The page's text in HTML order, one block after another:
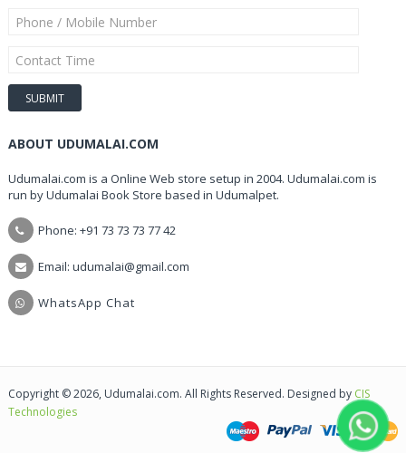
ABOUT UDUMALAI.COM
Udumalai.com is a Online Web store setup in 2004. Udumalai.com is
run by Udumalai Book Store based in Udumalpet.
Phone: +91 73 73 73 77 42
Email: udumalai@gmail.com
WhatsApp Chat
Copyright © 2026, Udumalai.com. All Rights Reserved. Designed by CIS
Technologies